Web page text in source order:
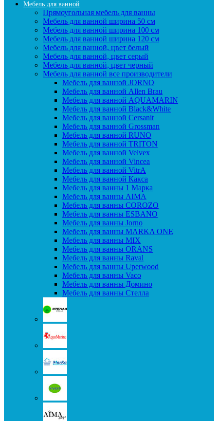
Мебель для ванной
Прямоугольная мебель для ванны
Мебель для ванной ширина 50 см
Мебель для ванной ширина 100 см
Мебель для ванной ширина 120 см
Мебель для ванной, цвет белый
Мебель для ванной, цвет серый
Мебель для ванной, цвет черный
Мебель для ванной все производители
Мебель для ванной JORNO
Мебель для ванной Allen Brau
Мебель для ванной AQUAMARIN
Мебель для ванной Black&White
Мебель для ванной Cersanit
Мебель для ванной Grossman
Мебель для ванной RUNO
Мебель для ванной TRITON
Мебель для ванной Velvex
Мебель для ванной Vincea
Мебель для ванной VitrA
Мебель для ванной Какса
Мебель для ванны 1 Марка
Мебель для ванны AIMA
Мебель для ванны COROZO
Мебель для ванны ESBANO
Мебель для ванны Jorno
Мебель для ванны MARKA ONE
Мебель для ванны MIX
Мебель для ванны ORANS
Мебель для ванны Raval
Мебель для ванны Uperwood
Мебель для ванны Vaco
Мебель для ванны Домино
Мебель для ванны Стелла